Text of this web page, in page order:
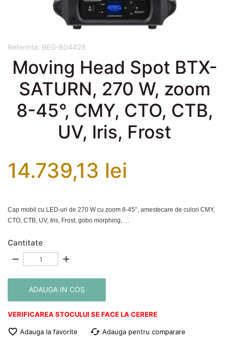
Referinta: BEG-B04428
Moving Head Spot BTX-
SATURN, 270 W, zoom
8-45°, CMY, CTO, CTB,
UV, Iris, Frost
14.739,13 lei
Cap mobil cu LED-uri de 270 W cu zoom 8-45°, amestecare de culori CMY,
CTO, CTB, UV, Iris, Frost, gobo morphing, …
Cantitate
remove add
ADAUGA IN COS
VERIFICAREA STOCULUI SE FACE LA CERERE
 Adauga la favorite cached Adauga pentru comparare